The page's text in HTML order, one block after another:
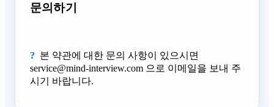
문의하기
본 약관에 대한 문의 사항이 있으시면
service@mind-interview.com 으로 이메일을 보내 주
시기 바랍니다.